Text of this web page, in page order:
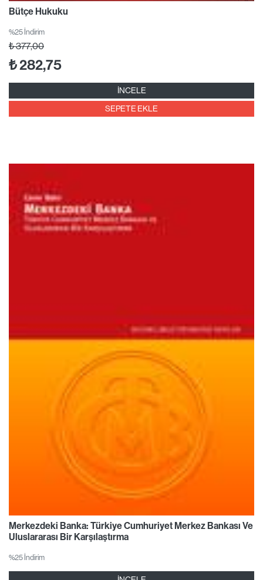
Bütçe Hukuku
%25 İndirim
₺377,00
₺282,75
İNCELE
SEPETE EKLE
Merkezdeki Banka: Türkiye Cumhuriyet Merkez Bankası Ve
Uluslararası Bir Karşılaştırma
%25 İndirim